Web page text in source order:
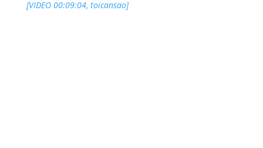
[VIDEO 00:09:04, toicansao]